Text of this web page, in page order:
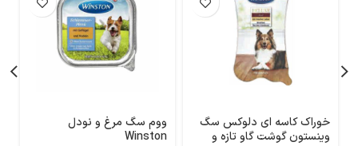
خوراک کاسه ای دلوکس سگ
وینستون گوشت گاو تازه و
ووم سگ مرغ و نودل
Winston